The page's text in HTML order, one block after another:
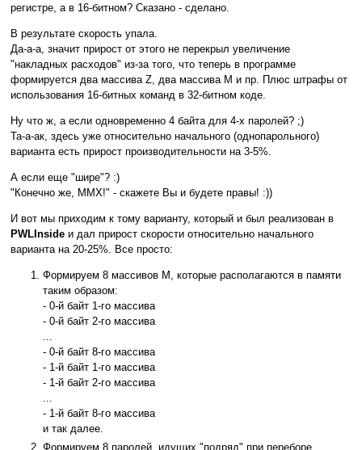
регистре, а в 16-битном? Сказано - сделано.
В результате скорость упала.
Да-а-а, значит прирост от этого не перекрыл увеличение
"накладных расходов" из-за того, что теперь в программе
формируется два массива Z, два массива M и пр. Плюс штрафы от
использования 16-битных команд в 32-битном коде.
Ну что ж, а если одновременно 4 байта для 4-х паролей? ;)
Та-а-ак, здесь уже относительно начального (однопарольного)
варианта есть прирост производительности на 3-5%.
А если еще "шире"? :)
"Конечно же, MMX!" - скажете Вы и будете правы! :))
И вот мы приходим к тому варианту, который и был реализован в
PWLInside и дал прирост скорости относительно начального
варианта на 20-25%. Все просто:
Формируем 8 массивов M, которые располагаются в памяти
таким образом:
- 0-й байт 1-го массива
- 0-й байт 2-го массива
...
- 0-й байт 8-го массива
- 1-й байт 1-го массива
- 1-й байт 2-го массива
...
- 1-й байт 8-го массива
и так далее.
Формируем 8 паролей, идущих "подряд" при переборе